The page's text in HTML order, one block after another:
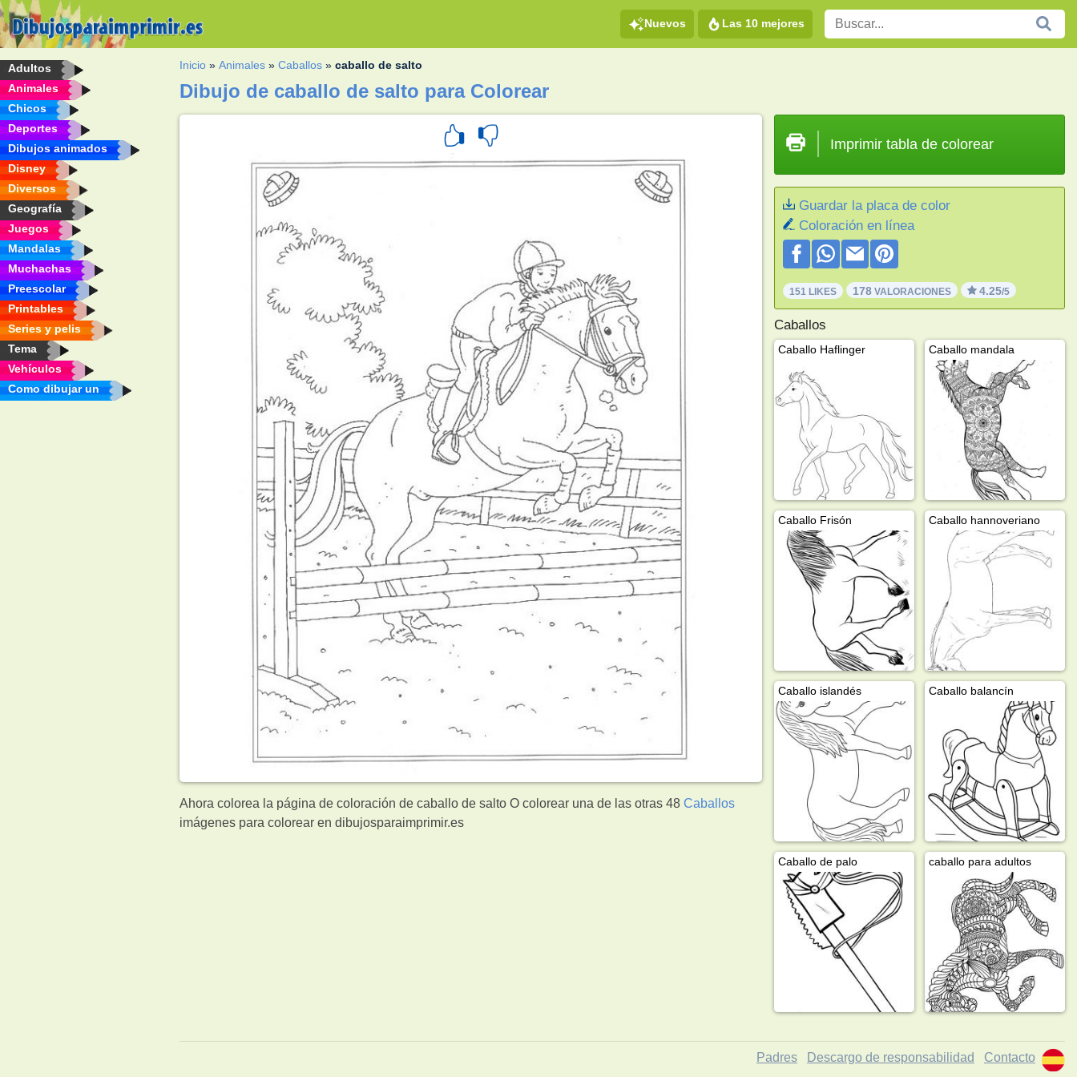
Nuevos Las 10 mejores
Adultos
Animales
Chicos
Deportes
Dibujos animados
Disney
Diversos
Geografía
Juegos
Mandalas
Muchachas
Preescolar
Printables
Series y pelis
Tema
Vehículos
Como dibujar un
Inicio »Animales »Caballos »caballo de salto
Dibujo de caballo de salto para Colorear
Ahora colorea la página de coloración de caballo de salto O colorear una de las otras 48Caballos
imágenes para colorear en dibujosparaimprimir.es
Imprimir tabla de colorear
Guardar la placa de color
Coloración en línea
151 LIKES 178VALORACIONES 4.25/5
Caballos
Caballo Haflinger Caballo mandala
Caballo Frisón Caballo hannoveriano
Caballo islandés Caballo balancín
Caballo de palo caballo para adultos
Padres Descargo de responsabilidad Contacto